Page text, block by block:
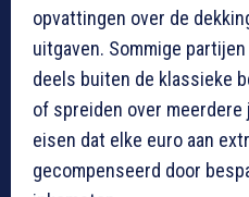
opvattingen over de
uitgaven. Sommige
deels buiten de klassieke
of spreiden over meerdere
eisen dat elke euro aan
gecompenseerd door